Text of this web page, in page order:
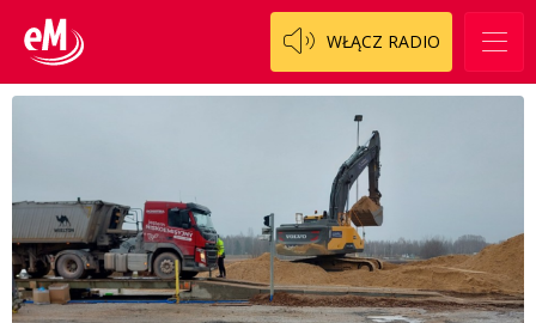
WŁĄCZ RADIO